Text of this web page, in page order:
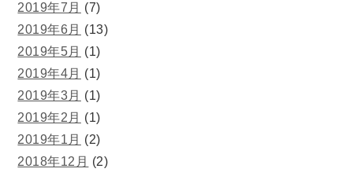
2019年7月 (7)
2019年6月 (13)
2019年5月 (1)
2019年4月 (1)
2019年3月 (1)
2019年2月 (1)
2019年1月 (2)
2018年12月 (2)